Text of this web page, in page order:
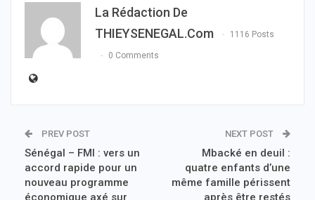
La Rédaction De
THIEYSENEGAL.com
1116 Posts
0 Comments
PREV POST
Sénégal – FMI : vers un
accord rapide pour un
nouveau programme
économique axé sur
NEXT POST
Mbacké en deuil :
quatre enfants d’une
même famille périssent
après être restés